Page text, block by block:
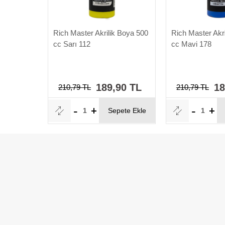
Rich Master Akrilik Boya 500
cc Sarı 112
210,79 TL 189,90 TL
Sepete Ekle
Rich Master
cc Mavi 178
210,79 TL